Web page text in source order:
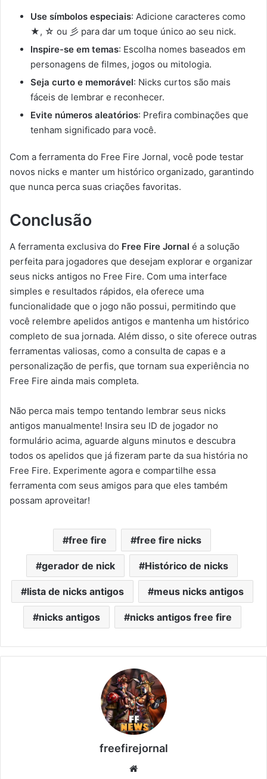
Use símbolos especiais: Adicione caracteres como
★, ☆ ou 彡 para dar um toque único ao seu nick.
Inspire-se em temas: Escolha nomes baseados em
personagens de filmes, jogos ou mitologia.
Seja curto e memorável: Nicks curtos são mais
fáceis de lembrar e reconhecer.
Evite números aleatórios: Prefira combinações que
tenham significado para você.
Com a ferramenta do Free Fire Jornal, você pode testar
novos nicks e manter um histórico organizado, garantindo
que nunca perca suas criações favoritas.
Conclusão
A ferramenta exclusiva do Free Fire Jornal é a solução
perfeita para jogadores que desejam explorar e organizar
seus nicks antigos no Free Fire. Com uma interface
simples e resultados rápidos, ela oferece uma
funcionalidade que o jogo não possui, permitindo que
você relembre apelidos antigos e mantenha um histórico
completo de sua jornada. Além disso, o site oferece outras
ferramentas valiosas, como a consulta de capas e a
personalização de perfis, que tornam sua experiência no
Free Fire ainda mais completa.
Não perca mais tempo tentando lembrar seus nicks
antigos manualmente! Insira seu ID de jogador no
formulário acima, aguarde alguns minutos e descubra
todos os apelidos que já fizeram parte da sua história no
Free Fire. Experimente agora e compartilhe essa
ferramenta com seus amigos para que eles também
possam aproveitar!
free fire free fire nicks
gerador de nick Histórico de nicks
lista de nicks antigos meus nicks antigos
nicks antigos nicks antigos free fire
freefirejornal